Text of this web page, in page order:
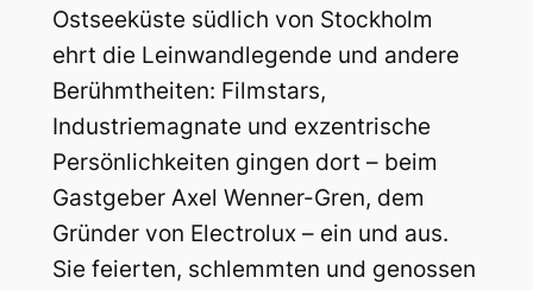
Ostseeküste südlich von Stockholm
ehrt die Leinwandlegende und andere
Berühmtheiten: Filmstars,
Industriemagnate und exzentrische
Persönlichkeiten gingen dort – beim
Gastgeber Axel Wenner-Gren, dem
Gründer von Electrolux – ein und aus.
Sie feierten, schlemmten und genossen